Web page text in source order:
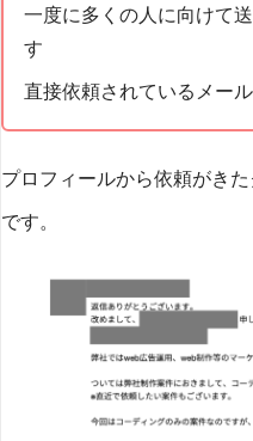
一度に多くの人に向けて
す
直接依頼されているメー
プロフィールから依頼がき
です。